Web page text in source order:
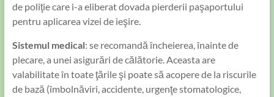
de poliţie care i-a eliberat dovada pierderii paşaportului
pentru aplicarea vizei de ieşire.
Sistemul medical: se recomandă încheierea, înainte de
plecare, a unei asigurări de călătorie. Aceasta are
valabilitate în toate ţările şi poate să acopere de la riscurile
de bază (îmbolnăviri, accidente, urgenţe stomatologice,